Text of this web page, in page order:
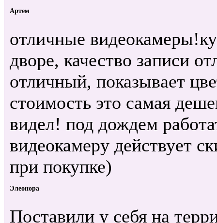
Артем
отличные
дворе, качество записи
отличный, показывает
стоимость это самая
видел! под дождем
видеокамеру действует
при покупке)
Элеонора
Поставили у себя на